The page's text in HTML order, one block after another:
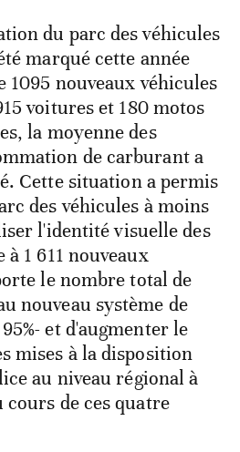
du parc des véhicules
marqué cette année
nouveaux véhicules
voitures et 180 motos
la moyenne des
de carburant a
Cette situation a permis
des véhicules à moins
l'identité visuelle des
1 611 nouveaux
le nombre total de
nouveau système de
et d'augmenter le
mises à la disposition
au niveau régional à
cours de ces quatre